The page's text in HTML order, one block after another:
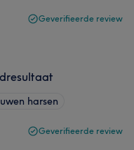
Geverifieerde review
harsen
Geverifieerde review